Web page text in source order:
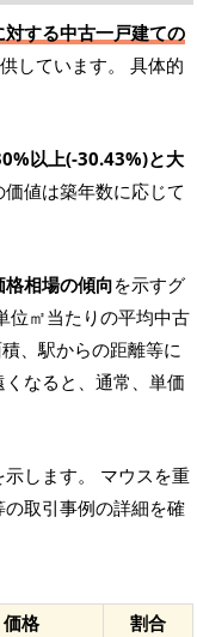
対する中古一戸建ての
しています。 具体的
以上(-30.43%)と大
値は築年数に応じて
相場の傾向を示すグ
位㎡当たりの平均中古
、駅からの距離等に
なると、通常、単価
します。 マウスを重
取引事例の詳細を確
価格
割合